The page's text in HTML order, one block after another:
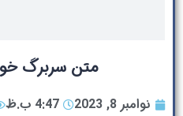
متن سربرگ
نوامبر 8, 2023 4:47 ب.ظ